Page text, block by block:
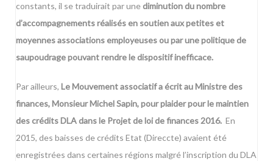
constants, il se traduirait par une diminution du nombre
d’accompagnements réalisés en soutien aux petites et
moyennes associations employeuses ou par une politique de
saupoudrage pouvant rendre le dispositif inefficace.
Par ailleurs, Le Mouvement associatif a écrit au Ministre des
finances, Monsieur Michel Sapin, pour plaider pour le maintien
des crédits DLA dans le Projet de loi de finances 2016. En
2015, des baisses de crédits Etat (Direccte) avaient été
enregistrées dans certaines régions malgré l’inscription du DLA